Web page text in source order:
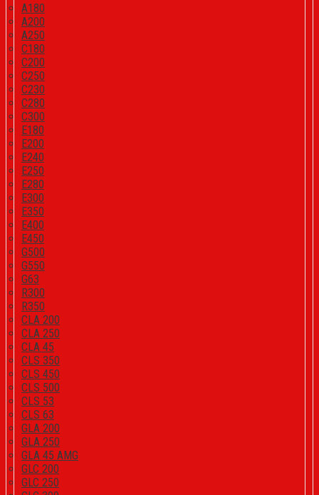
A180
A200
A250
C180
C200
C250
C230
C280
C300
E180
E200
E240
E250
E280
E300
E350
E400
E450
G500
G550
G63
R300
R350
CLA 200
CLA 250
CLA 45
CLS 350
CLS 450
CLS 500
CLS 53
CLS 63
GLA 200
GLA 250
GLA 45 AMG
GLC 200
GLC 250